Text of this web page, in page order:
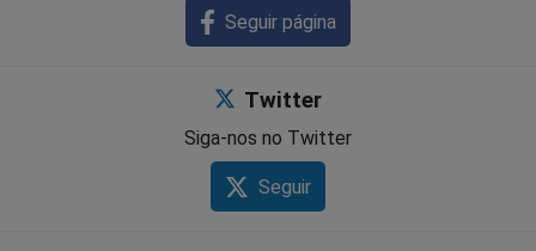
Seguir página
Twitter
Siga-nos no Twitter
Seguir